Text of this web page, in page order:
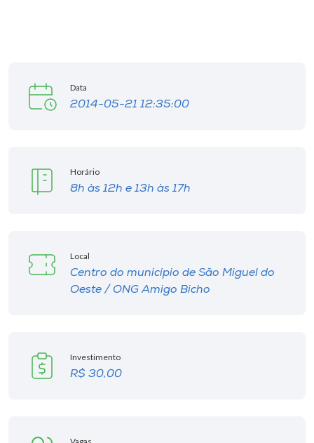
Museu Data
2014-05-21 12:35:00
Horário
8h às 12h e 13h às 17h
Local
Centro do município de São Miguel do
Oeste / ONG Amigo Bicho
Investimento
R$ 30,00